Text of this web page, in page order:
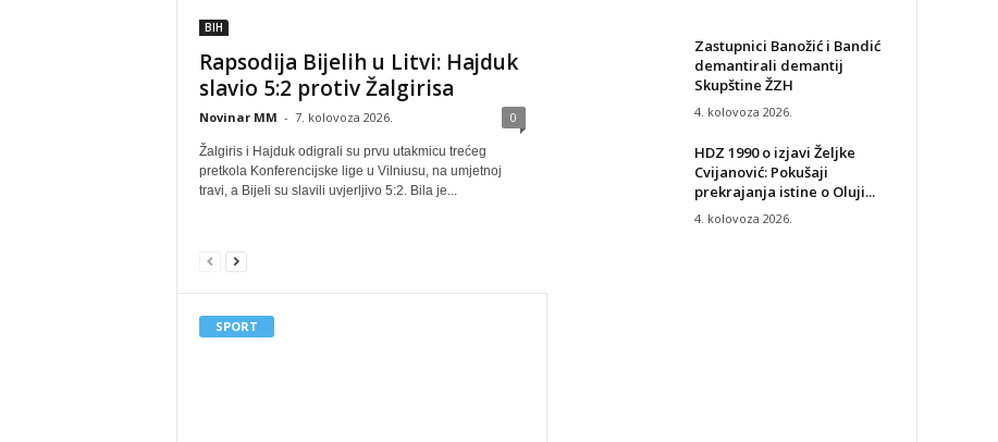
BIH
Rapsodija Bijelih u Litvi: Hajduk
slavio 5:2 protiv Žalgirisa
Novinar MM - 7. kolovoza 2026. 0
Žalgiris i Hajduk odigrali su prvu utakmicu trećeg
pretkola Konferencijske lige u Vilniusu, na umjetnoj
travi, a Bijeli su slavili uvjerljivo 5:2. Bila je...
Zastupnici Banožić i Bandić
demantirali demantij
Skupštine ŽZH
4. kolovoza 2026.
HDZ 1990 o izjavi Željke
Cvijanović: Pokušaji
prekrajanja istine o Oluji...
4. kolovoza 2026.
SPORT